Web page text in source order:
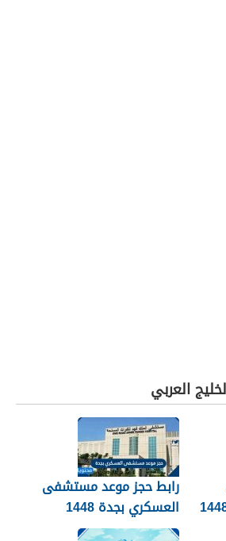
العربي
برقم الهوية 1448
رابط حجز موعد مستشفى
العسكري بجدة 1448